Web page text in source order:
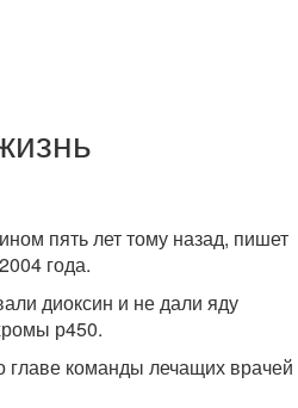
пять лет тому назад, пишет
года.
диоксин и не дали яду
р450.
главе команды лечащих врачей